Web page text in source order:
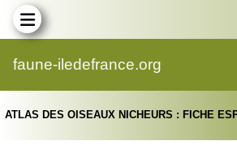
faune-iledefrance.org
ATLAS DES OISEAUX NICHEURS : FICHE